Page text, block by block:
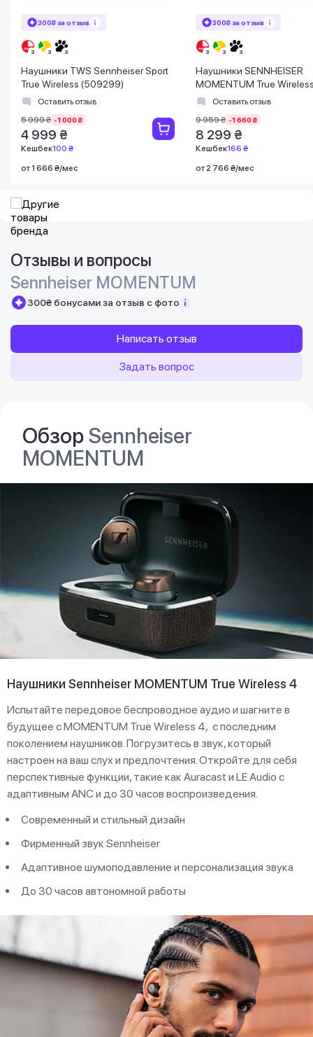
300₴ за отзыв
Наушники TWS Sennheiser Sport
True Wireless (509299)
Оставить отзыв
5 999 ₴ -1 000 ₴
4 999 ₴
Кешбек100 ₴
от 1 666 ₴/мес
300₴ за отзыв
Наушники SENNHEISER
MOMENTUM True
Оставить отзыв
9 959 ₴ -1 660 ₴
8 299 ₴
Кешбек166 ₴
от 2 766 ₴/мес
Отзывы и вопросы
Sennheiser MOMENTUM
300₴ бонусами за отзыв с фото
Написать отзыв
Задать вопрос
ОбзорSennheiser
MOMENTUM
Наушники Sennheiser MOMENTUM True Wireless 4
Испытайте передовое беспроводное аудио и шагните в
будущее с MOMENTUM True Wireless 4, c последним
поколением наушников. Погрузитесь в звук, который
настроен на ваш слух и предпочтения. Откройте для себя
перспективные функции, такие как Auracast и LE Audio с
адаптивным ANC и до 30 часов воспроизведения.
Современный и стильный дизайн
Фирменный звук Sennheiser
Адаптивное шумоподавление и персонализация звука
До 30 часов автономной работы